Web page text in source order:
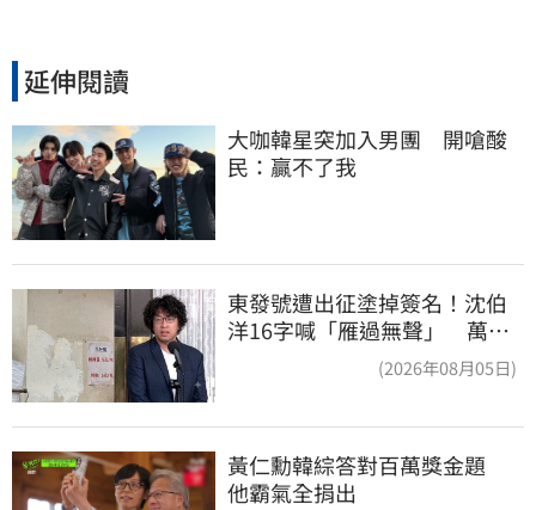
延伸閱讀
大咖韓星突加入男團　開嗆酸
民：贏不了我
東發號遭出征塗掉簽名！沈伯
洋16字喊「雁過無聲」 萬人
(2026年08月05日)
黃仁勳韓綜答對百萬獎金題
他霸氣全捐出